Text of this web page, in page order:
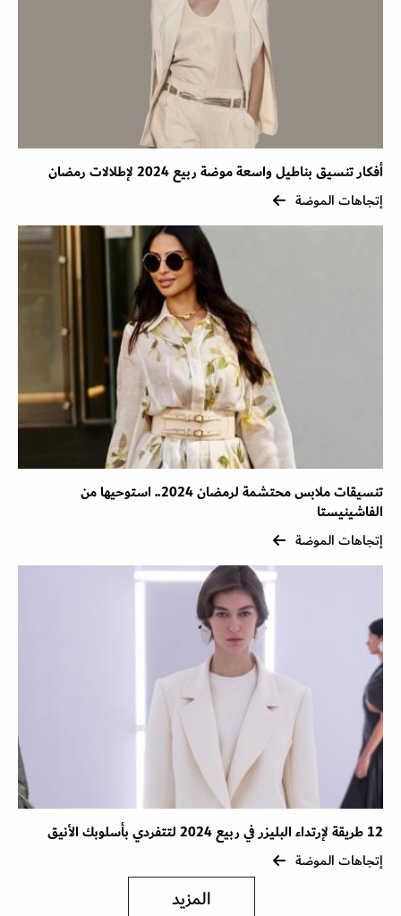
أفكار تنسيق بناطيل واسعة موضة ربيع 2024 لإطلالات رمضان
إتجاهات الموضة
تنسيقات ملابس محتشمة لرمضان 2024.. استوحيها من
الفاشينيستا
إتجاهات الموضة
12 طريقة لإرتداء البليزر في ربيع 2024 لتتفردي بأسلوبك الأنيق
إتجاهات الموضة
المزيد